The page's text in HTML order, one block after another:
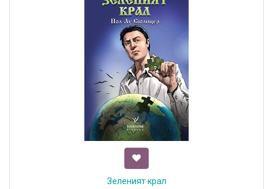
Зеленият крал